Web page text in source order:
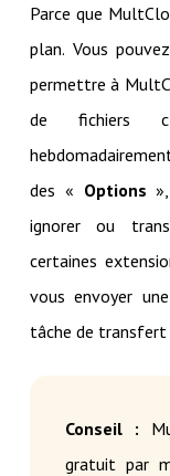
Parce que
plan. Vous
permettre à
de fichiers
des « Options
ignorer ou
certaines
vous envoyer une
tâche de transfert
Conseil :
gratuit par